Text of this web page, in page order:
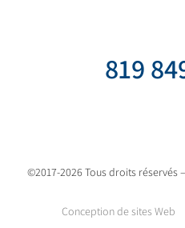
819
©2017-2026 Tous droits réservés
Conception de sites Web